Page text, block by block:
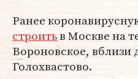
Ранее
строитьв Москве на
Вороновское, вблизи
Голохвастово.